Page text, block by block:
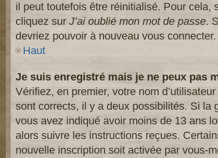
il peut toutefois être réinitialisé. Pour cela,
cliquez sur J’ai oublié mon mot de passe.
devriez pouvoir à nouveau vous connecter.
Haut
Je suis enregistré mais je ne peux pas
Vérifiez, en premier, votre nom
sont corrects, il y a deux possibilités. Si la
vous avez indiqué avoir moins de 13 ans
alors suivre les instructions reçues.
nouvelle inscription soit activée par vous-